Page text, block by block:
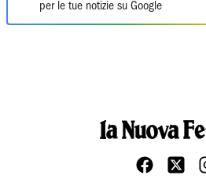
per le tue notizie su Google